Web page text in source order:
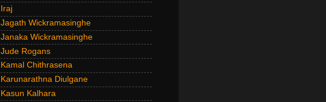
Iraj
Jagath Wickramasinghe
Janaka Wickramasinghe
Jude Rogans
Kamal Chithrasena
Karunarathna Diulgane
Kasun Kalhara